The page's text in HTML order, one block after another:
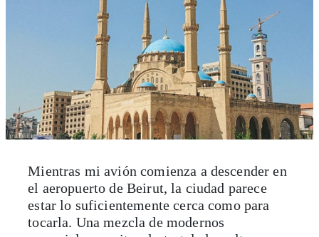
Mientras mi avión comienza a descender en
el aeropuerto de Beirut, la ciudad parece
estar lo suficientemente cerca como para
tocarla. Una mezcla de modernos